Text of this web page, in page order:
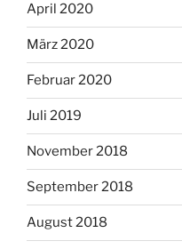
April 2020
März 2020
Februar 2020
Juli 2019
November 2018
September 2018
August 2018